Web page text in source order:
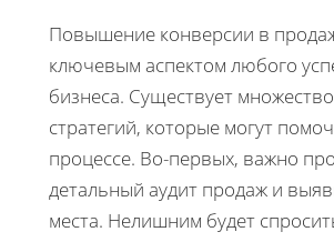
Повышение конверсии в
ключевым аспектом любого
бизнеса. Существует
стратегий, которые могут
процессе. Во-первых, важно
детальный аудит продаж и
места. Нелишним будет